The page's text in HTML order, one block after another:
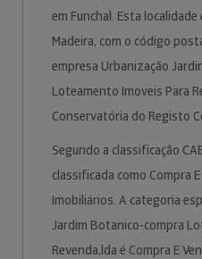
em Funchal. Esta
Madeira, com o código
empresa Urbanização
Loteamento Imoveis Para
Conservatória do Registo
Segundo a classificação
classificada como Compra
Imobiliários. A categoria
Jardim Botanico-compra
Revenda,lda é Compra E